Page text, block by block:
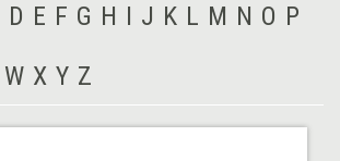
D E F G H I J K L M N O P
W X Y Z